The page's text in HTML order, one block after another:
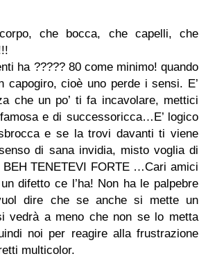
che bocca, che capelli, che
ha ????? 80 come minimo! quando
capogiro, cioè uno perde i sensi. E’
che un po’ ti fa incavolare, mettici
e di successoricca…E’ logico
e se la trovi davanti ti viene
di sana invidia, misto voglia di
BEH TENETEVI FORTE …Cari amici
difetto ce l’ha! Non ha le palpebre
dire che se anche si mette un
vedrà a meno che non se lo metta
noi per reagire alla frustrazione
multicolor.